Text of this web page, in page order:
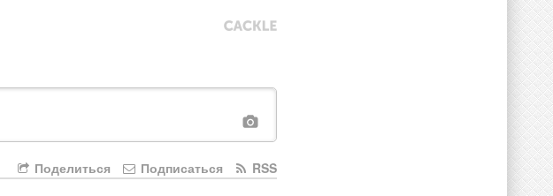
RSS
Подписаться
Поделиться